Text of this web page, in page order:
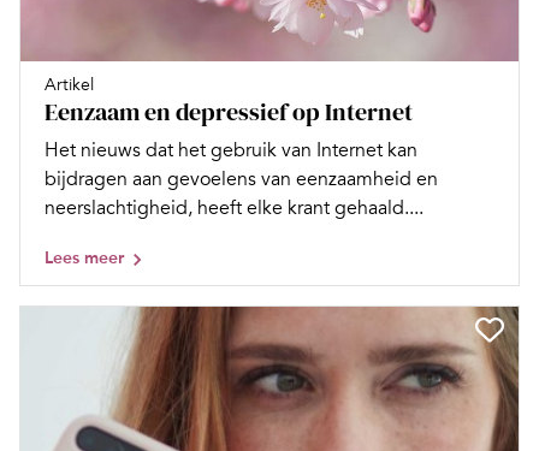
Artikel
Eenzaam en depressief op Internet
Het nieuws dat het gebruik van Internet kan
bijdragen aan gevoelens van eenzaamheid en
neerslachtigheid, heeft elke krant gehaald....
Lees meer